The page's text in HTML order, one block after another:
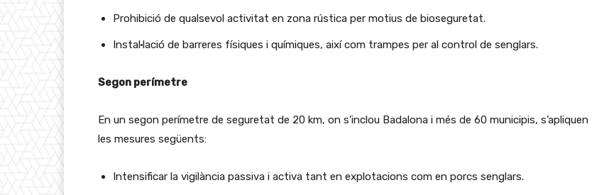
Prohibició de qualsevol activitat en zona rústica per motius de bioseguretat.
Instal·lació de barreres físiques i químiques, així com trampes per al control de senglars.
Segon perímetre
En un segon perímetre de seguretat de 20 km, on s’inclou Badalona i més de 60 municipis, s’apliquen
les mesures següents:
Intensificar la vigilància passiva i activa tant en explotacions com en porcs senglars.